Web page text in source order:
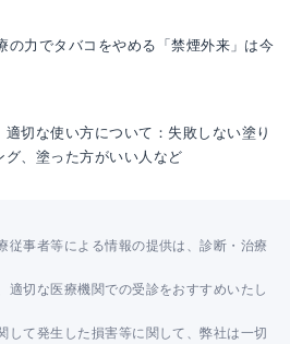
の力でタバコをやめる「禁煙外来」は今
適切な使い方について：失敗しない塗り
グ、塗った方がいい人など
従事者等による情報の提供は、診断・治療
適切な医療機関での受診をおすすめいたし
して発生した損害等に関して、弊社は一切